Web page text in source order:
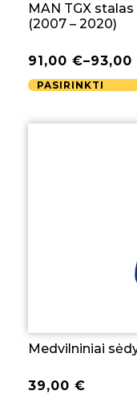
MAN TGX
(2007 – 2020)
91,00 €–93,00
PASIRINKTI
Medvilniniai
39,00 €